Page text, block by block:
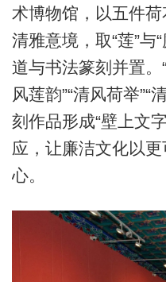
术博物馆，以五件
清雅意境，取“莲”与
道与书法篆刻并置。
风莲韵”“清风荷举”“
刻作品形成“壁上文
应，让廉洁文化以
心。